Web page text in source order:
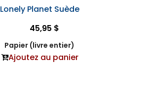
Lonely Planet Suède
45,95 $
Papier (livre entier)
Ajoutez au panier